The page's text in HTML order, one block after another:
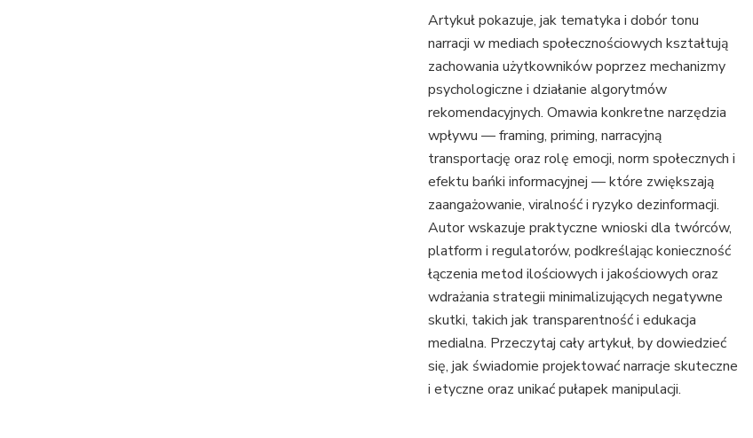
Artykuł pokazuje, jak tematyka i dobór tonu
narracji w mediach społecznościowych kształtują
zachowania użytkowników poprzez mechanizmy
psychologiczne i działanie algorytmów
rekomendacyjnych. Omawia konkretne narzędzia
wpływu — framing, priming, narracyjną
transportację oraz rolę emocji, norm społecznych i
efektu bańki informacyjnej — które zwiększają
zaangażowanie, viralność i ryzyko dezinformacji.
Autor wskazuje praktyczne wnioski dla twórców,
platform i regulatorów, podkreślając konieczność
łączenia metod ilościowych i jakościowych oraz
wdrażania strategii minimalizujących negatywne
skutki, takich jak transparentność i edukacja
medialna. Przeczytaj cały artykuł, by dowiedzieć
się, jak świadomie projektować narracje skuteczne
i etyczne oraz unikać pułapek manipulacji.